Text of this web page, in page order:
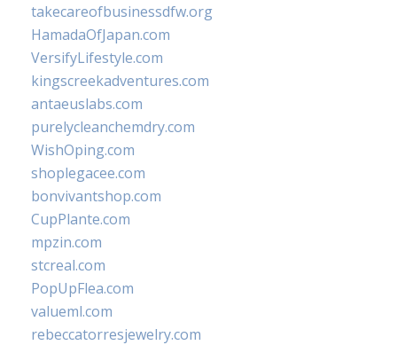
takecareofbusinessdfw.org
HamadaOfJapan.com
VersifyLifestyle.com
kingscreekadventures.com
antaeuslabs.com
purelycleanchemdry.com
WishOping.com
shoplegacee.com
bonvivantshop.com
CupPlante.com
mpzin.com
stcreal.com
PopUpFlea.com
valueml.com
rebeccatorresjewelry.com